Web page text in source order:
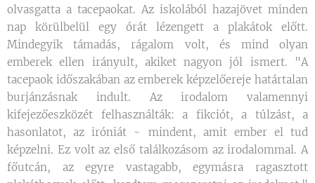
olvasgatta a tacepaokat. Az iskolából hazajövet minden
nap körülbelül egy órát lézengett a plakátok előtt.
Mindegyik támadás, rágalom volt, és mind olyan
emberek ellen irányult, akiket nagyon jól ismert. "A
tacepaok időszakában az emberek képzelőereje határtalan
burjánzásnak indult. Az irodalom valamennyi
kifejezőeszközét felhasználták: a fikciót, a túlzást, a
hasonlatot, az iróniát - mindent, amit ember el tud
képzelni. Ez volt az első találkozásom az irodalommal. A
főutcán, az egyre vastagabb, egymásra ragasztott